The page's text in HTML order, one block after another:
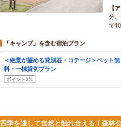
分
で10
「キャンプ」を含む宿泊プラン
＜絶景が望める貸別荘・コテージ＞ペット無
料・一棟貸切プラン
ポイント2%
四季を通して自然と触れ合える！森林